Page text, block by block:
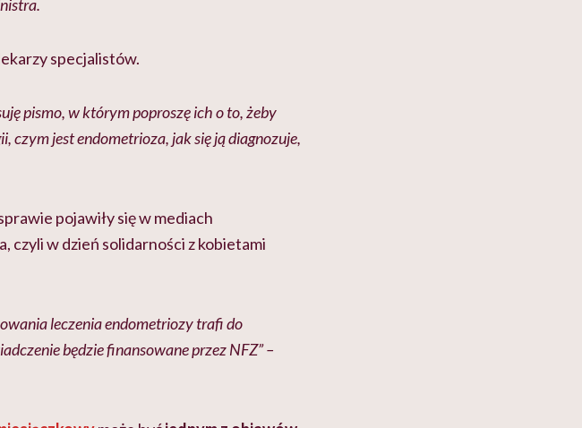
specjalistów.
pismo, w którym poproszę ich o to, żeby
czym jest endometrioza, jak się ją diagnozuje,
pojawiły się w mediach
czyli w dzień solidarności z kobietami
leczenia endometriozy trafi do
będzie finansowane przez NFZ” –